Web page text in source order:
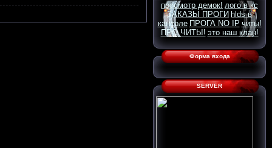
просмотр демок! лого в кс
ЗАКАЗЫ ПРОГИ hlds в
кансоле ПРОГА NO IP читы!
ПРО ЧИТЫ! это наш клан!
Форма входа
SERVER